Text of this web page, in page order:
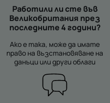
Работили ли сте във
Великобритания през
последните 4 години?
Ако е така, може да имате
право на възстановяване на
данъци или други облаги